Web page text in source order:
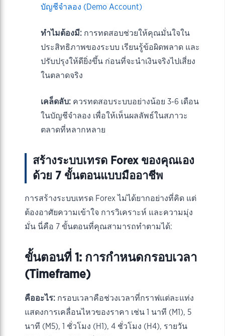
บัญชีจำลอง (Demo Account)
ทำไมต้องมี: การทดสอบช่วยให้คุณมั่นใจใน
ประสิทธิภาพของระบบ เรียนรู้ข้อผิดพลาด และ
ปรับปรุงให้ดียิ่งขึ้น ก่อนที่จะนำเงินจริงไปเสี่ยง
ในตลาดจริง
เคล็ดลับ: ควรทดสอบระบบอย่างน้อย 3-6 เดือน
ในบัญชีจำลอง เพื่อให้เห็นผลลัพธ์ในสภาวะ
ตลาดที่หลากหลาย
สร้างระบบเทรด Forex ของคุณเอง
ด้วย 7 ขั้นตอนแบบมืออาชีพ
การสร้างระบบเทรด Forex ไม่ได้ยากอย่างที่คิด แต่
ต้องอาศัยความเข้าใจ การวิเคราะห์ และความมุ่ง
มั่น นี่คือ 7 ขั้นตอนที่คุณสามารถทำตามได้:
ขั้นตอนที่ 1: การกำหนดกรอบเวลา
(Timeframe)
คืออะไร: กรอบเวลาคือช่วงเวลาที่กราฟแต่ละแท่ง
แสดงการเคลื่อนไหวของราคา เช่น 1 นาที (M1), 5
นาที (M5), 1 ชั่วโมง (H1), 4 ชั่วโมง (H4), รายวัน